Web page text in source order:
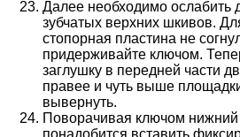
Далее необходимо ослабить
зубчатых верхних шкивов.
стопорная пластина не
придерживайте ключом.
заглушку в передней части
правее и чуть выше
вывернуть.
Поворачивая ключом нижний
понадобится вставить